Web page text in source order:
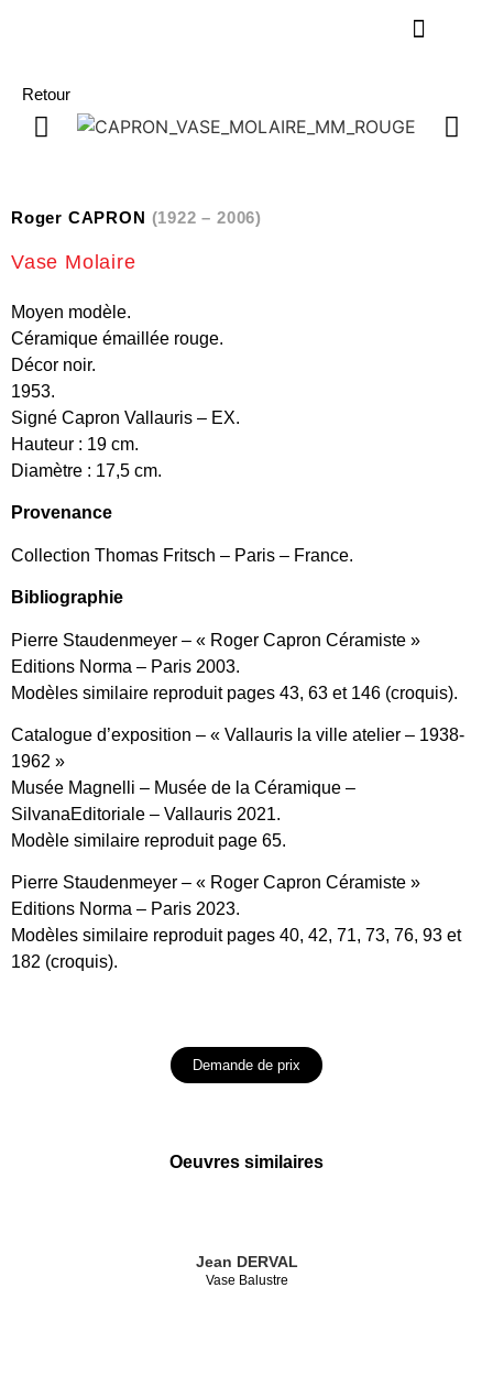
Retour
Roger CAPRON (1922 – 2006)
Vase Molaire
Moyen modèle.
Céramique émaillée rouge.
Décor noir.
1953.
Signé Capron Vallauris – EX.
Hauteur : 19 cm.
Diamètre : 17,5 cm.
Provenance
Collection Thomas Fritsch – Paris – France.
Bibliographie
Pierre Staudenmeyer – « Roger Capron Céramiste »
Editions Norma – Paris 2003.
Modèles similaire reproduit pages 43, 63 et 146 (croquis).
Catalogue d’exposition – « Vallauris la ville atelier – 1938-
1962 »
Musée Magnelli – Musée de la Céramique –
SilvanaEditoriale – Vallauris 2021.
Modèle similaire reproduit page 65.
Pierre Staudenmeyer – « Roger Capron Céramiste »
Editions Norma – Paris 2023.
Modèles similaire reproduit pages 40, 42, 71, 73, 76, 93 et
182 (croquis).
Demande de prix
Oeuvres similaires
Jean DERVAL
Vase Balustre